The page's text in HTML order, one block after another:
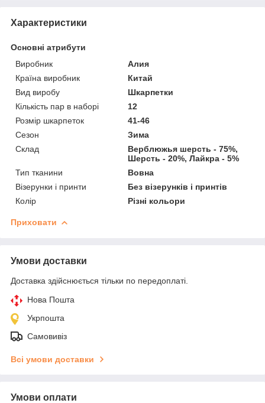
Характеристики
Основні атрибути
Виробник
Алия
Країна виробник
Китай
Вид виробу
Шкарпетки
Кількість пар в наборі
12
Розмір шкарпеток
41-46
Сезон
Зима
Склад
Верблюжья шерсть - 75%,
Шерсть - 20%, Лайкра - 5%
Тип тканини
Вовна
Візерунки і принти
Без візерунків і принтів
Колір
Різні кольори
Приховати
Умови доставки
Доставка здійснюється тільки по передоплаті.
Нова Пошта
Укрпошта
Самовивіз
Всі умови доставки
Умови оплати